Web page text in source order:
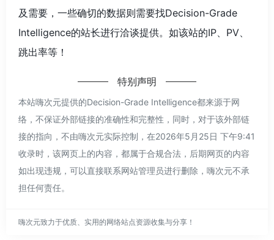
及需要，一些确切的数据则需要找Decision-Grade
Intelligence的站长进行洽谈提供。如该站的IP、PV、
跳出率等！
特别声明
本站嗨次元提供的Decision-Grade Intelligence都来源于网
络，不保证外部链接的准确性和完整性，同时，对于该外部链
接的指向，不由嗨次元实际控制，在2026年5月25日 下午9:41
收录时，该网页上的内容，都属于合规合法，后期网页的内容
如出现违规，可以直接联系网站管理员进行删除，嗨次元不承
担任何责任。
嗨次元致力于优质、实用的网络站点资源收集与分享！